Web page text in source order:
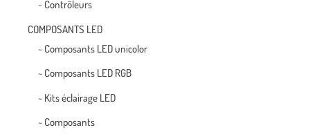
~ Contrôleurs
COMPOSANTS LED
~ Composants LED unicolor
~ Composants LED RGB
~ Kits éclairage LED
~ Composants